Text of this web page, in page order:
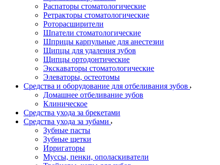
Распаторы стоматологические
Ретракторы стоматологические
Роторасширители
Шпатели стоматологические
Шприцы карпульные для анестезии
Щипцы для удаления зубов
Щипцы ортодонтические
Экскаваторы стоматологические
Элеваторы, остеотомы
Средства и оборудование для отбеливания зубов
Домашнее отбеливание зубов
Клиническое
Средства ухода за брекетами
Средства ухода за зубами
Зубные пасты
Зубные щетки
Ирригаторы
Муссы, пенки, ополаскиватели